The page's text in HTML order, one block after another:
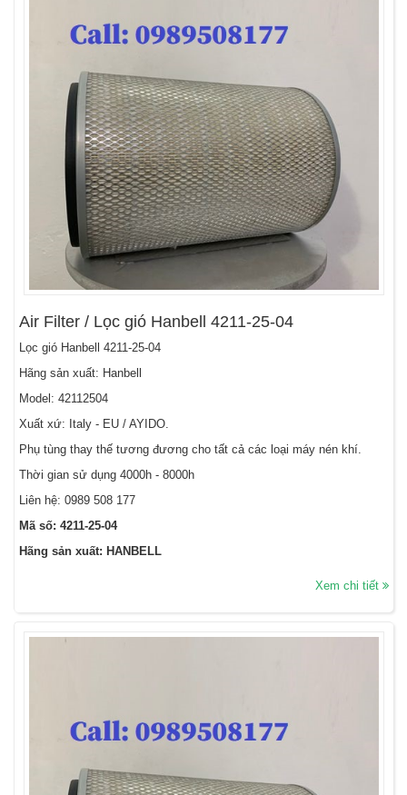
Air Filter / Lọc gió Hanbell 4211-25-04
Lọc gió Hanbell 4211-25-04
Hãng sản xuất: Hanbell
Model: 42112504
Xuất xứ: Italy - EU / AYIDO.
Phụ tùng thay thế tương đương cho tất cả các loại máy nén khí.
Thời gian sử dụng 4000h - 8000h
Liên hệ: 0989 508 177
Mã số: 4211-25-04
Hãng sản xuất: HANBELL
Xem chi tiết